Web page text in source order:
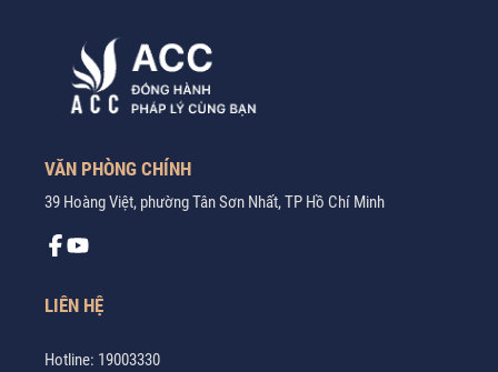
VĂN PHÒNG CHÍNH
39 Hoàng Việt, phường Tân Sơn Nhất, TP Hồ Chí Minh
LIÊN HỆ
Hotline: 19003330